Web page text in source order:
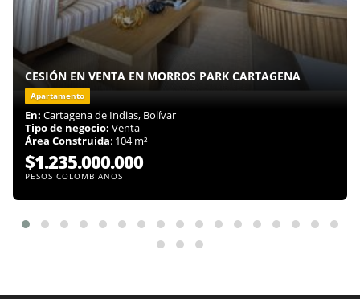
CESIÓN EN VENTA EN MORROS PARK CARTAGENA
Apartamento
En: Cartagena de Indias, Bolívar
Tipo de negocio: Venta
Área Construida: 104 m²
$1.235.000.000
PESOS COLOMBIANOS